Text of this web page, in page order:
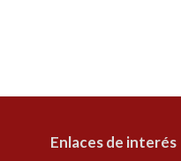
Enlaces de interés